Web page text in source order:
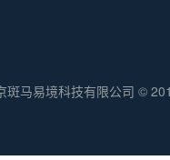
斑马易境科技有限公司 ©